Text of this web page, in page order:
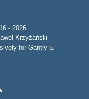
- 2026
Krzyżański
for Gantry 5.